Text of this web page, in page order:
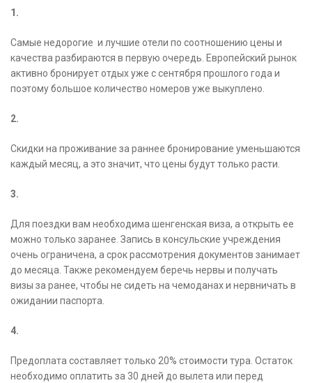
1.
Самые недорогие и лучшие отели по соотношению цены и
качества разбираются в первую очередь. Европейский рынок
активно бронирует отдых уже с сентября прошлого года и
поэтому большое количество номеров уже выкуплено.
2.
Скидки на проживание за раннее бронирование уменьшаются
каждый месяц, а это значит, что цены будут только расти.
3.
Для поездки вам необходима шенгенская виза, а открыть ее
можно только заранее. Запись в консульские учреждения
очень ограничена, а срок рассмотрения документов занимает
до месяца. Также рекомендуем беречь нервы и получать
визы за ранее, чтобы не сидеть на чемоданах и нервничать в
ожидании паспорта.
4.
Предоплата составляет только 20% стоимости тура. Остаток
необходимо оплатить за 30 дней до вылета или перед